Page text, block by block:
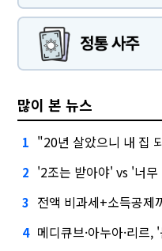
많이 본 뉴스
1 "20년 살았으니 내 집
2 '2조는 받아야' vs '너
3 전액 비과세+소득공제
4 메디큐브·아누아·리르